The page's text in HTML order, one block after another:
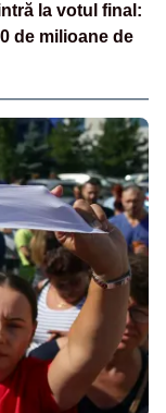
la votul final:
de milioane de